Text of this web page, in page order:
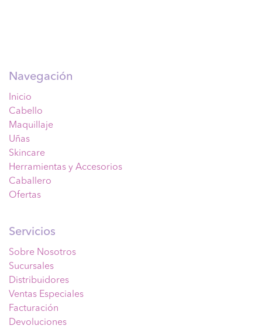
Navegación
Inicio
Cabello
Maquillaje
Uñas
Skincare
Herramientas y Accesorios
Caballero
Ofertas
Servicios
Sobre Nosotros
Sucursales
Distribuidores
Ventas Especiales
Facturación
Devoluciones